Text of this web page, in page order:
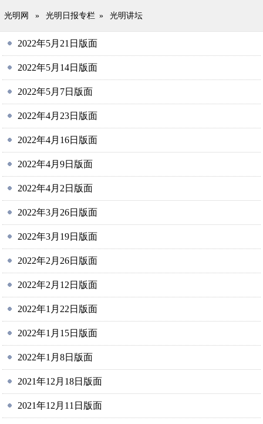
光明网 » 光明日报专栏 » 光明讲坛
2022年5月21日版面
2022年5月14日版面
2022年5月7日版面
2022年4月23日版面
2022年4月16日版面
2022年4月9日版面
2022年4月2日版面
2022年3月26日版面
2022年3月19日版面
2022年2月26日版面
2022年2月12日版面
2022年1月22日版面
2022年1月15日版面
2022年1月8日版面
2021年12月18日版面
2021年12月11日版面